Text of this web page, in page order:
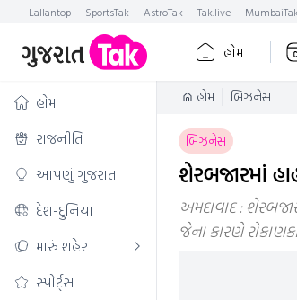
Lallantop SportsTak AstroTak Tak.live
હોમ
હોમ
રાજનીતિ
આપણું ગુજરાત
દેશ-દુનિયા
મારું શહેર
સ્પોર્ટ્સ
હોમ બિઝનેસ
બિઝનેસ
શેરબજારમાં
અમદાવાદ :
જેના કારણે